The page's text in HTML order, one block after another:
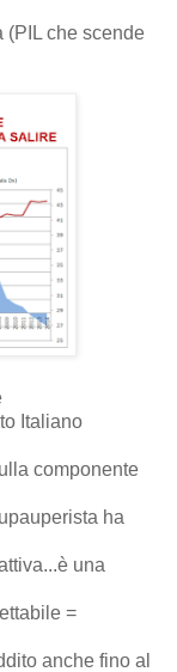
(PIL che scende
Italiano
componente
ha
una
=
anche fino al